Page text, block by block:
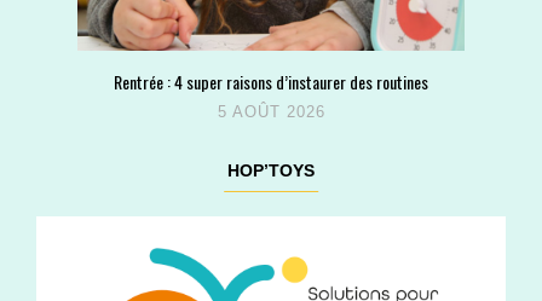
Rentrée : 4 super raisons d’instaurer des routines
5 AOÛT 2026
HOP’TOYS